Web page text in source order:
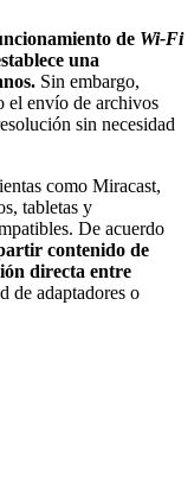
de Wi-Fi
una
Sin embargo,
el envío de archivos
sin necesidad
como Miracast,
tabletas y
De acuerdo
contenido de
directa entre
de adaptadores o